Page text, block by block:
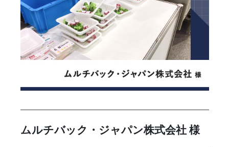
ムルチバック・ジャパン株式会社 様